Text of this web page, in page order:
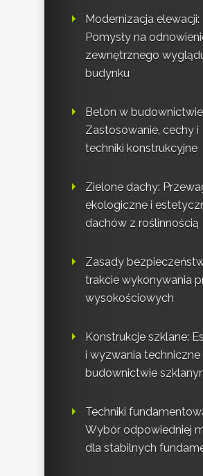
Modernizacja elewacji:
Pomysły na
zewnętrznego
budynku
Beton w
Zastosowanie, cechy i
techniki konstrukcyjne
Zielone dachy:
ekologiczne i
dachów z roślinnością
Zasady
trakcie wykonywania
wysokościowych
Konstrukcje szklane:
i wyzwania techniczne
budownictwie
Techniki
Wybór odpowiedniej
dla stabilnych